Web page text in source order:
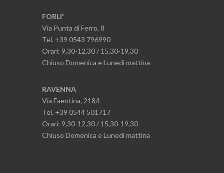
FORLI'
Via Punta di Ferro, 8
Tel. +39 0543 796990
Orari: 9,30-12,30 / 15,30-19,30
Chiuso Domenica e Lunedì mattina
RAVENNA
Via Faentina, 218/L
Tel. +39 0544 501717
Orari: 9,30-12,30 / 15,30-19,30
Chiuso Domenica e Lunedì mattina